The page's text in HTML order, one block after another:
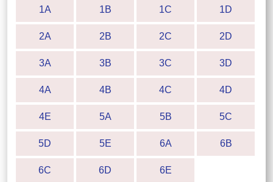
1A 1B 1C 1D
2A 2B 2C 2D
3A 3B 3C 3D
4A 4B 4C 4D
4E 5A 5B 5C
5D 5E 6A 6B
6C 6D 6E